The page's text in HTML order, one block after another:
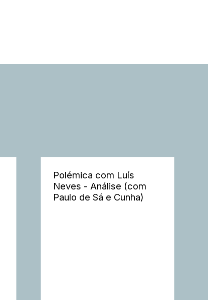
Polémica com Luís
Neves - Análise (com
Paulo de Sá e Cunha)